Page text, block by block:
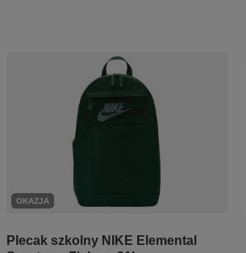
OKAZJA
Plecak szkolny NIKE Elemental